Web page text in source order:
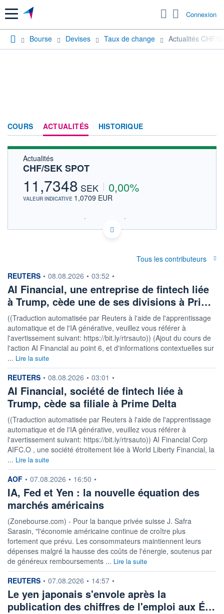
Menu Connexion
Bourse Devises Taux de change Actualités CHF/
COURS ACTUALITÉS HISTORIQUE
Actualités
CHF/SEK SPOT
11,7348 SEK 0,00%
VALEUR INDICATIVE 1,0709 EUR
SIX - FOREX 2 DONNÉES TEMPS RÉEL
Politique d'exécution
11,68
11,70
OUVERTURE
11,7348
CLÔTURE VEILLE
11,7337
+ HAUT
11,7457
+ BAS
COTATION SPÉCIFIQUE
0,0852 0,00%
+ PORTEFEUILLE + LISTE
Tous les contributeurs
information fournie par
REUTERS • 08.08.2026 • 03:52 •
AI Financial, une entreprise de fintech liée
à Trump, cède une de ses divisions à Pri…
((Traduction automatisée par Reuters à l'aide de l'apprentissage
automatique et de l'IA générative, veuillez vous référer à
l'avertissement suivant: https://bit.ly/rtrsauto)) (Ajout du cours de
l'action AI Financial au point 6, et d'informations contextuelles sur
... Lire la suite
information fournie par
REUTERS • 08.08.2026 • 03:01 •
AI Financial, société de fintech liée à
Trump, cède sa filiale à Prime Delta
((Traduction automatisée par Reuters à l'aide de l'apprentissage
automatique et de l'IA générative, veuillez vous référer à
l'avertissement suivant: https://bit.ly/rtrsauto)) AI Financial Corp
AIFC.O , une société étroitement liée à World Liberty Financial, la
... Lire la suite
information fournie par
AOF • 07.08.2026 • 16:50 •
IA, Fed et Yen : la nouvelle équation des
marchés américains
(Zonebourse.com) - Pour la banque privée suisse J. Safra
Sarasin, "l'économie américaine continue de croître plus
fortement que prévu. Les consommateurs maintiennent leurs
dépenses malgré la hausse des coûts de l'énergie, soutenus par
de généreux remboursements ... Lire la suite
information fournie par
REUTERS • 07.08.2026 • 14:57 •
Le yen japonais s'envole après la
publication des chiffres de l'emploi aux É…